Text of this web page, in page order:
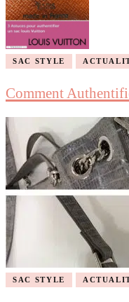
SAC STYLE
Comment
SAC STYLE